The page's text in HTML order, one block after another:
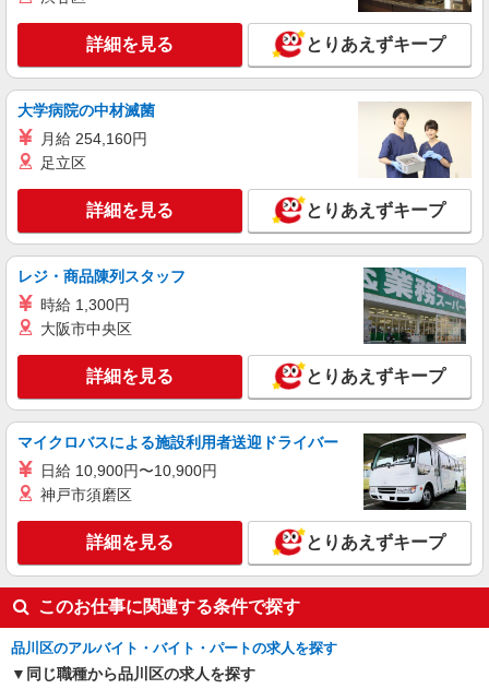
時給1550円〜2312円 ＜日払い有/週払い有/交
通費全支給(ガソリン代含む)＞
品川区小山
詳細を見る
派遣社員
株式会社kotrio /●SW-H2-2099910
鮫洲駅★デイで送迎や生活サポートなど【福
祉】
時給1650円〜2312円 ＜日払い有/週払い有/交
キープ 詳細を見る
派遣社員
株式会社kotrio /●SW-H2-2001404
大井競馬場前駅＊障がい者グループホームの支
援員｜軽作業の見守り等
時給1550〜2312円＊交通費全支給(ガソリン代
含)/日収例：1550円×8h⇒12400円
キープ
派遣社員
株式会社kotrio /●SW-H2-2099000
詳細を見る とりあえずキープ
大学病院の中材滅菌
月給 254,160円
足立区
詳細を見る とりあえずキープ
レジ・商品陳列スタッフ
時給 1,300円
大阪市中央区
詳細を見る とりあえずキープ
マイクロバスによる施設利用者送迎ドライバー
日給 10,900円〜10,900円
神戸市須磨区
詳細を見る とりあえずキープ
このお仕事に関連する条件で探す
品川区のアルバイト・バイト・パートの求人を探す
同じ職種から品川区の求人を探す